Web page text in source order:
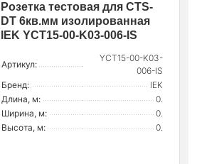
Розетка тестовая для CTS-
DT 6кв.мм изолированная
IEK YCT15-00-K03-006-IS
Артикул:
YCT15-00-K03-
006-IS
Бренд:
IEK
Длина, м:
0.
Ширина, м:
0.
Высота, м:
0.